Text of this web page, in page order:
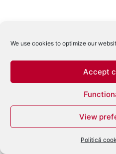
We use cookies to optimize our
Accept
View
Politică